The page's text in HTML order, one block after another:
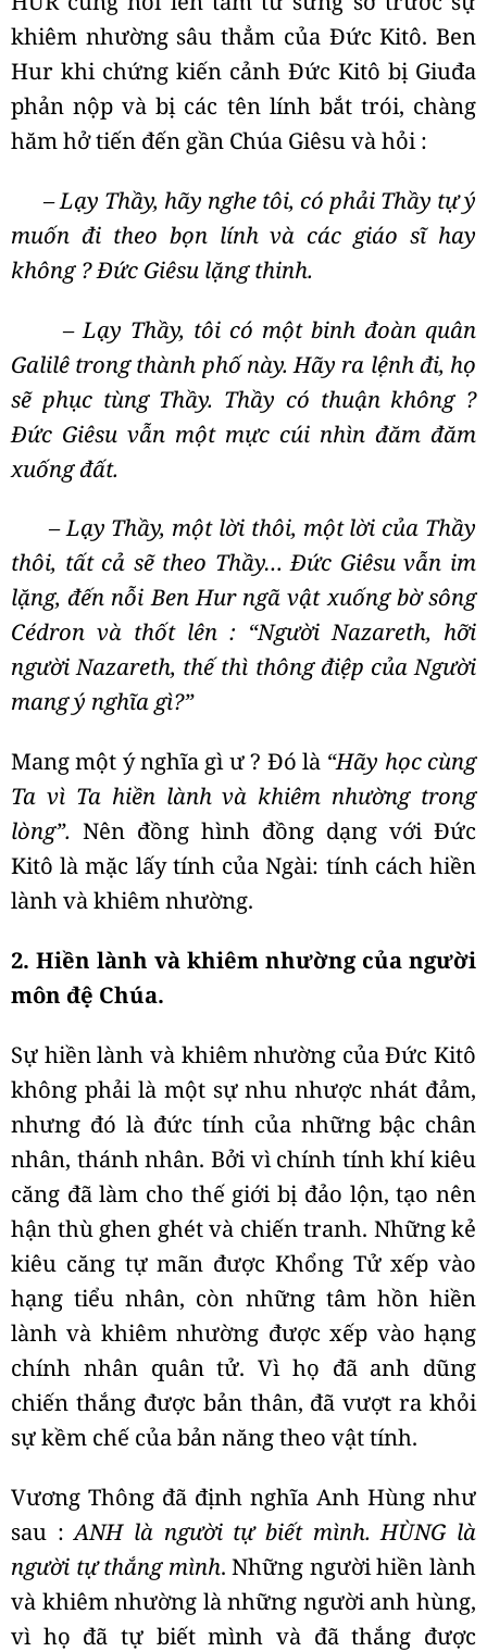
khiêm nhường sâu thẳm của Đức Kitô. Ben
Hur khi chứng kiến cảnh Đức Kitô bị Giuđa
phản nộp và bị các tên lính bắt trói, chàng
hăm hở tiến đến gần Chúa Giêsu và hỏi :
– Lạy Thầy, hãy nghe tôi, có phải Thầy tự ý
muốn đi theo bọn lính và các giáo sĩ hay
không ? Đức Giêsu lặng thinh.
– Lạy Thầy, tôi có một binh đoàn quân
Galilê trong thành phố này. Hãy ra lệnh đi, họ
sẽ phục tùng Thầy. Thầy có thuận không ?
Đức Giêsu vẫn một mực cúi nhìn đăm đăm
xuống đất.
– Lạy Thầy, một lời thôi, một lời của Thầy
thôi, tất cả sẽ theo Thầy… Đức Giêsu vẫn im
lặng, đến nỗi Ben Hur ngã vật xuống bờ sông
Cédron và thốt lên : “Người Nazareth, hỡi
người Nazareth, thế thì thông điệp của Người
mang ý nghĩa gì?”
Mang một ý nghĩa gì ư ? Đó là “Hãy học cùng
Ta vì Ta hiền lành và khiêm nhường trong
lòng”. Nên đồng hình đồng dạng với Đức
Kitô là mặc lấy tính của Ngài: tính cách hiền
lành và khiêm nhường.
2. Hiền lành và khiêm nhường của người
môn đệ Chúa.
Sự hiền lành và khiêm nhường của Đức Kitô
không phải là một sự nhu nhược nhát đảm,
nhưng đó là đức tính của những bậc chân
nhân, thánh nhân. Bởi vì chính tính khí kiêu
căng đã làm cho thế giới bị đảo lộn, tạo nên
hận thù ghen ghét và chiến tranh. Những kẻ
kiêu căng tự mãn được Khổng Tử xếp vào
hạng tiểu nhân, còn những tâm hồn hiền
lành và khiêm nhường được xếp vào hạng
chính nhân quân tử. Vì họ đã anh dũng
chiến thắng được bản thân, đã vượt ra khỏi
sự kềm chế của bản năng theo vật tính.
Vương Thông đã định nghĩa Anh Hùng như
sau :ANH là người tự biết mình. HÙNG là
người tự thắng mình. Những người hiền lành
và khiêm nhường là những người anh hùng,
vì họ đã tự biết mình và đã thắng được